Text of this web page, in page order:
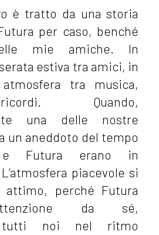
è tratto da una storia
per caso, benché
mie amiche. In
estiva tra amici, in
tra musica,
Quando,
una delle nostre
un aneddoto del tempo
Futura erano in
piacevole si
perché Futura
da sé,
tutti noi nel ritmo